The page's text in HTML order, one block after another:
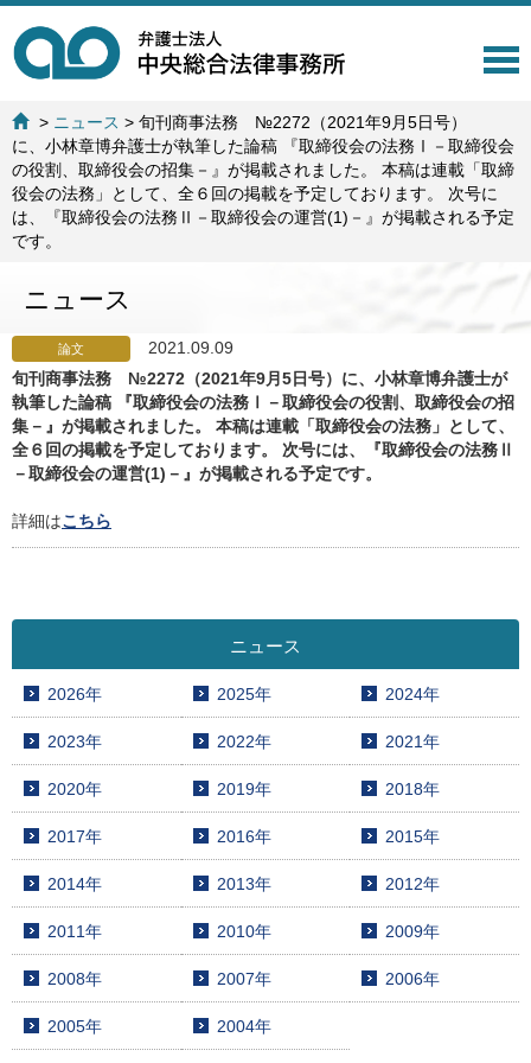
T
l
e
a
o
n
> ニュース >旬刊商事法務 №2272（2021年9月5日号）
に、小林章博弁護士が執筆した論稿 『取締役会の法務Ⅰ－取締役会
の役割、取締役会の招集－』が掲載されました。 本稿は連載「取締
役会の法務」として、全６回の掲載を予定しております。 次号に
は、『取締役会の法務Ⅱ－取締役会の運営(1)－』が掲載される予定
です。
ニュース
論文
2021.09.09
旬刊商事法務 №2272（2021年9月5日号）に、小林章博弁護士が
執筆した論稿 『取締役会の法務Ⅰ－取締役会の役割、取締役会の招
集－』が掲載されました。 本稿は連載「取締役会の法務」として、
全６回の掲載を予定しております。 次号には、『取締役会の法務Ⅱ
－取締役会の運営(1)－』が掲載される予定です。
詳細はこちら
ニュース
2026年 2025年 2024年
2023年 2022年 2021年
2020年 2019年 2018年
2017年 2016年 2015年
2014年 2013年 2012年
2011年 2010年 2009年
2008年 2007年 2006年
2005年 2004年